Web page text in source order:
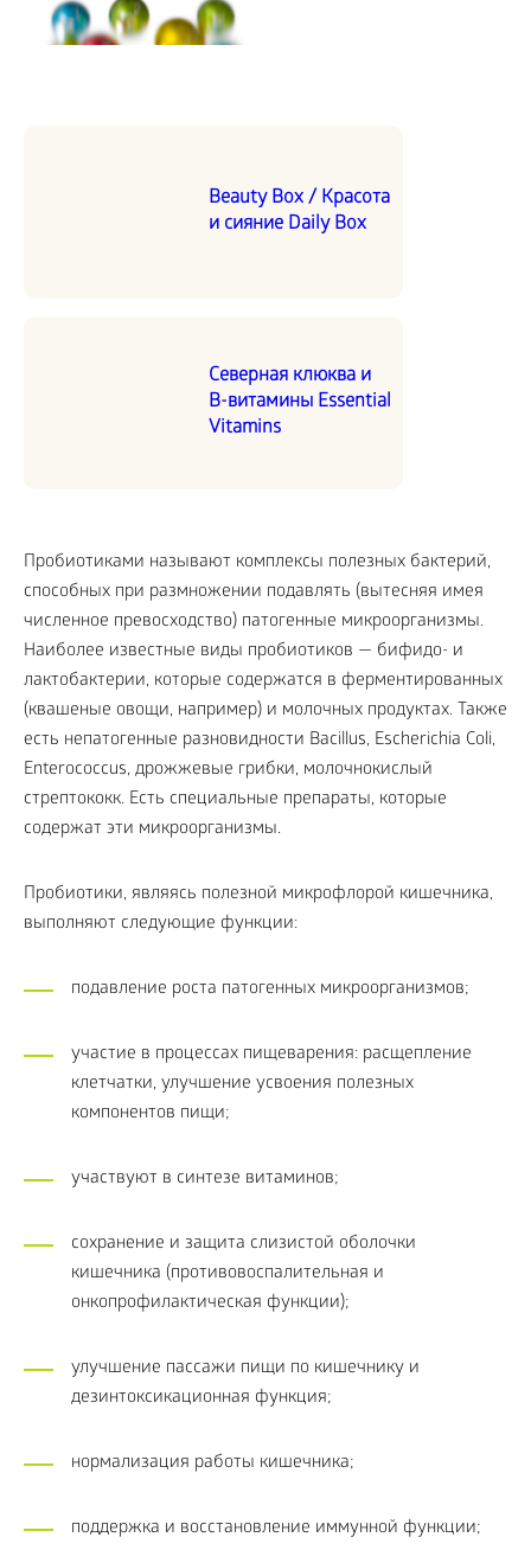
Beauty Box / Красота
и сияние Daily Box
Северная клюква и
В-витамины Essential
Vitamins
Пробиотиками называют комплексы полезных бактерий,
способных при размножении подавлять (вытесняя имея
численное превосходство) патогенные микроорганизмы.
Наиболее известные виды пробиотиков — бифидо- и
лактобактерии, которые содержатся в ферментированных
(квашеные овощи, например) и молочных продуктах. Также
есть непатогенные разновидности Bacillus, Escherichia Coli,
Enterococcus, дрожжевые грибки, молочнокислый
стрептококк. Есть специальные препараты, которые
содержат эти микроорганизмы.
Пробиотики, являясь полезной микрофлорой кишечника,
выполняют следующие функции:
подавление роста патогенных микроорганизмов;
участие в процессах пищеварения: расщепление
клетчатки, улучшение усвоения полезных
компонентов пищи;
участвуют в синтезе витаминов;
сохранение и защита слизистой оболочки
кишечника (противовоспалительная и
онкопрофилактическая функции);
улучшение пассажи пищи по кишечнику и
дезинтоксикационная функция;
нормализация работы кишечника;
поддержка и восстановление иммунной функции;